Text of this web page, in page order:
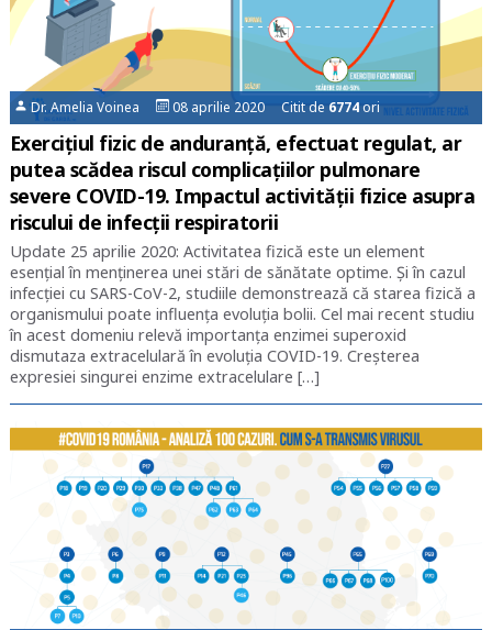
Dr. Amelia Voinea 08 aprilie 2020 Citit de 6774ori
Exercițiul fizic de anduranță, efectuat regulat, ar
putea scădea riscul complicațiilor pulmonare
severe COVID-19. Impactul activității fizice asupra
riscului de infecții respiratorii
Update 25 aprilie 2020: Activitatea fizică este un element
esențial în menținerea unei stări de sănătate optime. Și în cazul
infecției cu SARS-CoV-2, studiile demonstrează că starea fizică a
organismului poate influența evoluția bolii. Cel mai recent studiu
în acest domeniu relevă importanța enzimei superoxid
dismutaza extracelulară în evoluția COVID-19. Creșterea
expresiei singurei enzime extracelulare […]